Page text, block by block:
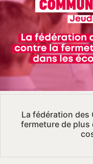
La fédération des
fermeture de plus